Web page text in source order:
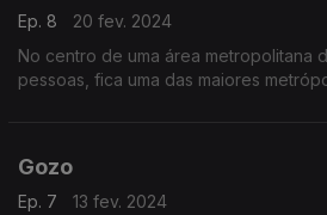
Ep. 8
20 fev. 2024
No centro de uma área metropolitana
pessoas, fica uma das maiores
Gozo
Ep. 7
13 fev. 2024